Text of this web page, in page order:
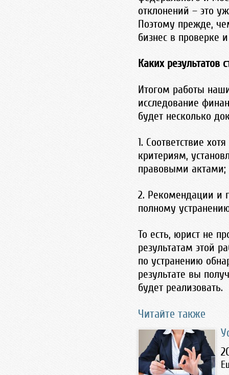
отклонений – это
Поэтому прежде,
бизнес в проверке
Каких результатов
Итогом работы
исследование
будет несколько
1. Соответствие
критериям,
правовыми актами;
2. Рекомендации и
полному
То есть, юрист не
результатам этой
по устранению
результате вы
будет реализовать.
Читайте также